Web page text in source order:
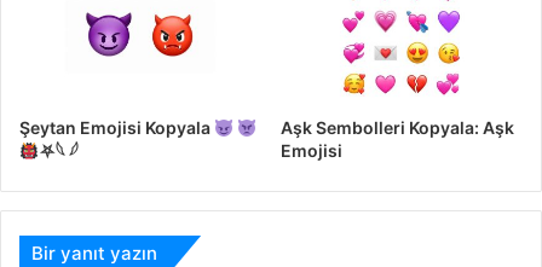
Şeytan Emojisi Kopyala
⛧𓆩 𓆪
Aşk Sembolleri Kopyala: Aşk
Emojisi
Bir yanıt yazın